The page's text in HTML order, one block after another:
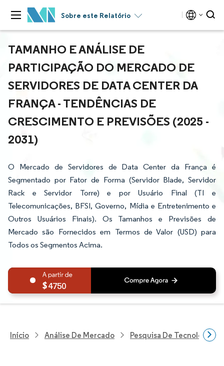
Sobre este Relatório
TAMANHO E ANÁLISE DE
PARTICIPAÇÃO DO MERCADO DE
SERVIDORES DE DATA CENTER DA
FRANÇA - TENDÊNCIAS DE
CRESCIMENTO E PREVISÕES (2025 -
2031)
O Mercado de Servidores de Data Center da França é
Segmentado por Fator de Forma (Servidor Blade, Servidor
Rack e Servidor Torre) e por Usuário Final (TI e
Telecomunicações, BFSI, Governo, Mídia e Entretenimento e
Outros Usuários Finais). Os Tamanhos e Previsões de
Mercado são Fornecidos em Termos de Valor (USD) para
Todos os Segmentos Acima.
4750
Início Análise De Mercado Pesquisa De Tecnologia,